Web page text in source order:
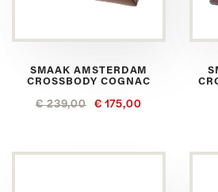
SMAAK AMSTERDAM
CROSSBODY COGNAC
€ 239,00 € 175,00